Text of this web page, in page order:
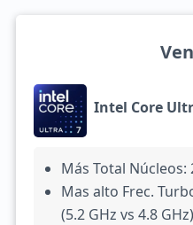
Intel Core
Más Total Núcleos:
Mas alto Frec.
(5.2 GHz vs 4.8 GHz)